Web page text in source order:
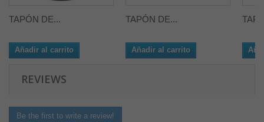
TAPÓN DE...
Añadir al carrito
TAPÓN DE...
Añadir al carrito
REVIEWS
Be the first to write a review!